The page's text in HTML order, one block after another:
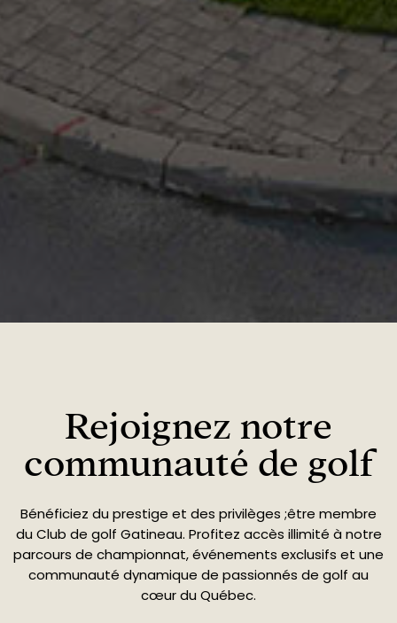
Rejoignez notre
communauté de golf
Bénéficiez du prestige et des privilèges ;être membre
du Club de golf Gatineau. Profitez accès illimité à notre
parcours de championnat, événements exclusifs et une
communauté dynamique de passionnés de golf au
cœur du Québec.